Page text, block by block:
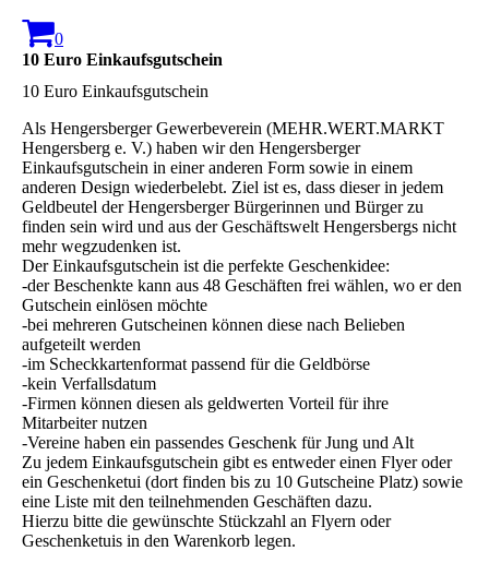
0
10 Euro Einkaufsgutschein
10 Euro Einkaufsgutschein
Als Hengersberger Gewerbeverein (MEHR.WERT.MARKT
Hengersberg e. V.) haben wir den Hengersberger
Einkaufsgutschein in einer anderen Form sowie in einem
anderen Design wiederbelebt. Ziel ist es, dass dieser in jedem
Geldbeutel der Hengersberger Bürgerinnen und Bürger zu
finden sein wird und aus der Geschäftswelt Hengersbergs nicht
mehr wegzudenken ist.
Der Einkaufsgutschein ist die perfekte Geschenkidee:
-der Beschenkte kann aus 48 Geschäften frei wählen, wo er den
Gutschein einlösen möchte
-bei mehreren Gutscheinen können diese nach Belieben
aufgeteilt werden
-im Scheckkartenformat passend für die Geldbörse
-kein Verfallsdatum
-Firmen können diesen als geldwerten Vorteil für ihre
Mitarbeiter nutzen
-Vereine haben ein passendes Geschenk für Jung und Alt
Zu jedem Einkaufsgutschein gibt es entweder einen Flyer oder
ein Geschenketui (dort finden bis zu 10 Gutscheine Platz) sowie
eine Liste mit den teilnehmenden Geschäften dazu.
Hierzu bitte die gewünschte Stückzahl an Flyern oder
Geschenketuis in den Warenkorb legen.